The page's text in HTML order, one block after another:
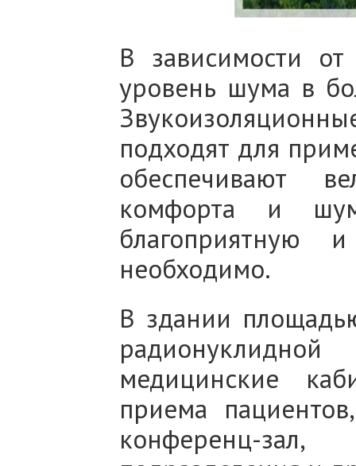
В зависимости
уровень шума в
подходят для
обеспечивают
комфорта и
благоприятную
необходимо.
В здании
медицинские
приема
конференц-